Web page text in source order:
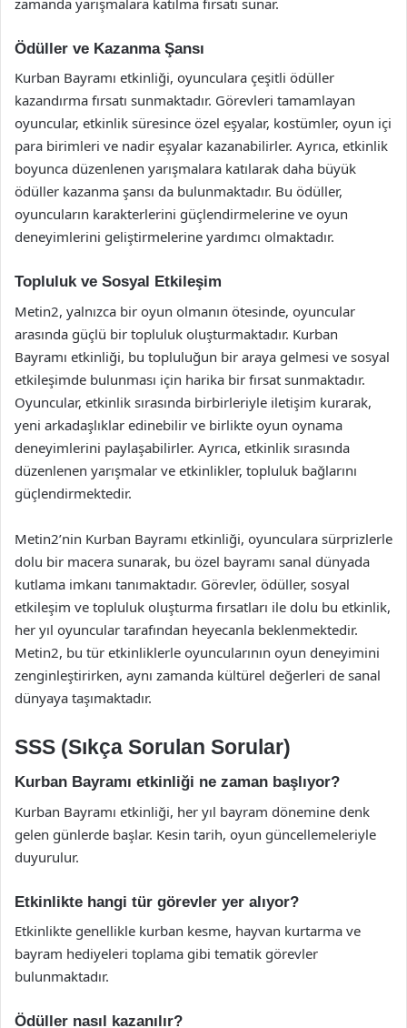
Ödüller ve Kazanma Şansı
Kurban Bayramı etkinliği, oyunculara çeşitli ödüller
kazandırma fırsatı sunmaktadır. Görevleri tamamlayan
oyuncular, etkinlik süresince özel eşyalar, kostümler, oyun içi
para birimleri ve nadir eşyalar kazanabilirler. Ayrıca, etkinlik
boyunca düzenlenen yarışmalara katılarak daha büyük
ödüller kazanma şansı da bulunmaktadır. Bu ödüller,
oyuncuların karakterlerini güçlendirmelerine ve oyun
deneyimlerini geliştirmelerine yardımcı olmaktadır.
Topluluk ve Sosyal Etkileşim
Metin2, yalnızca bir oyun olmanın ötesinde, oyuncular
arasında güçlü bir topluluk oluşturmaktadır. Kurban
Bayramı etkinliği, bu topluluğun bir araya gelmesi ve sosyal
etkileşimde bulunması için harika bir fırsat sunmaktadır.
Oyuncular, etkinlik sırasında birbirleriyle iletişim kurarak,
yeni arkadaşlıklar edinebilir ve birlikte oyun oynama
deneyimlerini paylaşabilirler. Ayrıca, etkinlik sırasında
düzenlenen yarışmalar ve etkinlikler, topluluk bağlarını
güçlendirmektedir.
Metin2’nin Kurban Bayramı etkinliği, oyunculara sürprizlerle
dolu bir macera sunarak, bu özel bayramı sanal dünyada
kutlama imkanı tanımaktadır. Görevler, ödüller, sosyal
etkileşim ve topluluk oluşturma fırsatları ile dolu bu etkinlik,
her yıl oyuncular tarafından heyecanla beklenmektedir.
Metin2, bu tür etkinliklerle oyuncularının oyun deneyimini
zenginleştirirken, aynı zamanda kültürel değerleri de sanal
dünyaya taşımaktadır.
SSS (Sıkça Sorulan Sorular)
Kurban Bayramı etkinliği ne zaman başlıyor?
Kurban Bayramı etkinliği, her yıl bayram dönemine denk
gelen günlerde başlar. Kesin tarih, oyun güncellemeleriyle
duyurulur.
Etkinlikte hangi tür görevler yer alıyor?
Etkinlikte genellikle kurban kesme, hayvan kurtarma ve
bayram hediyeleri toplama gibi tematik görevler
bulunmaktadır.
Ödüller nasıl kazanılır?